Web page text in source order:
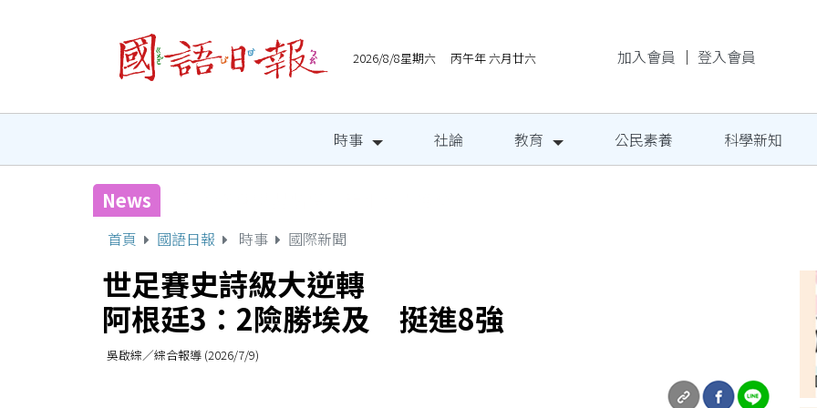
2026/8/8星期六 丙午年 六月廿六 加入會員 ｜ 登入會員
時事 社論 教育 公民素養 科學新知
News
首頁 國語日報 時事 國際新聞
世足賽史詩級大逆轉
阿根廷3：2險勝埃及 挺進8強
吳啟綜／綜合報導 (2026/7/9)